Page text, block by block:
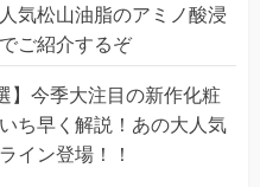
気松山油脂のアミノ酸浸
ご紹介するぞ
】今季大注目の新作化粧
ち早く解説！あの大人気
イン登場！！